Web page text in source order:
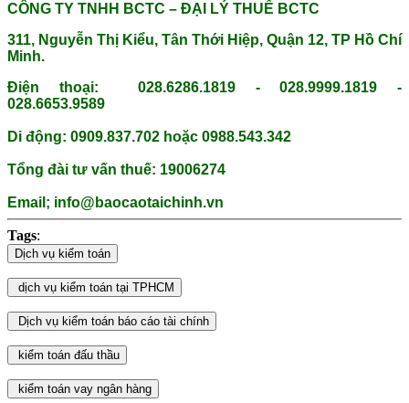
CÔNG TY TNHH BCTC – ĐẠI LÝ THUẾ BCTC
311, Nguyễn Thị Kiểu, Tân Thới Hiệp, Quận 12, TP Hồ Chí
Minh.
Điện thoại: 028.6286.1819 - 028.9999.1819 -
028.6653.9589
Di động: 0909.837.702 hoặc 0988.543.342
Tổng đài tư vấn thuế: 19006274
Email; info@baocaotaichinh.vn
Tags: